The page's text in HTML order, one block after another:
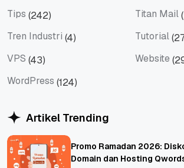
Tips (242) Titan Mail
Tren Industri (4) Tutorial
VPS (43) Website
WordPress (124)
Artikel Trending
Promo Ramadan 2026:
Domain dan Hosting